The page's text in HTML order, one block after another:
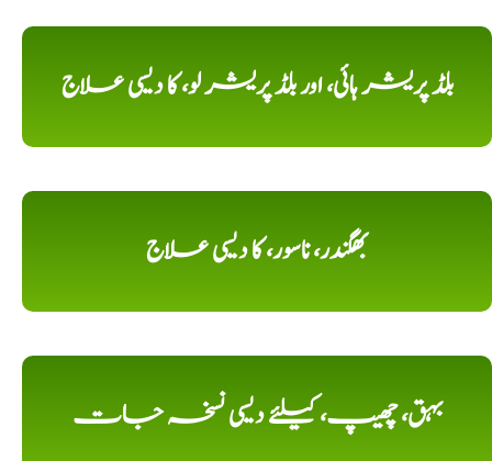
بلڈ پریشر ہائی، اور بلڈ پریشر لو، کا دیسی علاج
بھگندر، ناسور، کا دیسی علاج
بہق، چھیپ، کیلئے دیسی نسخہ جات